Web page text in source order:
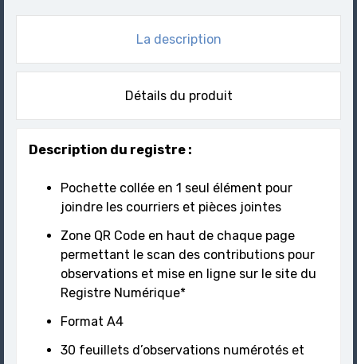
La description
Détails du produit
Description du registre :
Pochette collée en 1 seul élément pour
joindre les courriers et pièces jointes
Zone QR Code en haut de chaque page
permettant le scan des contributions pour
observations et mise en ligne sur le site du
Registre Numérique*
Format A4
30 feuillets d’observations numérotés et